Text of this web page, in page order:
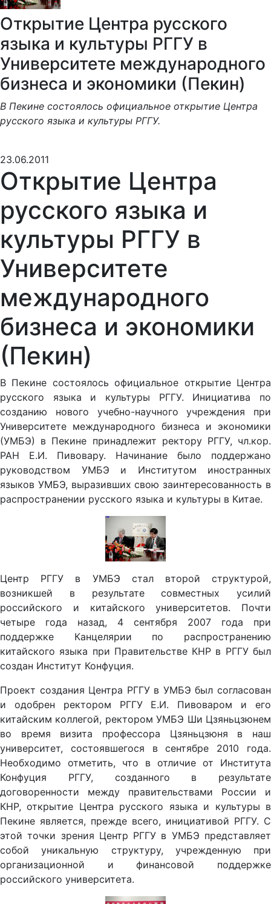
Открытие Центра русского
языка и культуры РГГУ в
Университете международного
бизнеса и экономики (Пекин)
В Пекине состоялось официальное открытие Центра
русского языка и культуры РГГУ.
23.06.2011
Открытие Центра
русского языка и
культуры РГГУ в
Университете
международного
бизнеса и экономики
(Пекин)
В Пекине состоялось официальное открытие Центра
русского языка и культуры РГГУ. Инициатива по
созданию нового учебно-научного учреждения при
Университете международного бизнеса и экономики
(УМБЭ) в Пекине принадлежит ректору РГГУ, чл.кор.
РАН Е.И. Пивовару. Начинание было поддержано
руководством УМБЭ и Институтом иностранных
языков УМБЭ, выразивших свою заинтересованность в
распространении русского языка и культуры в Китае.
Центр РГГУ в УМБЭ стал второй структурой,
возникшей в результате совместных усилий
российского и китайского университетов. Почти
четыре года назад, 4 сентября 2007 года при
поддержке Канцелярии по распространению
китайского языка при Правительстве КНР в РГГУ был
создан Институт Конфуция.
Проект создания Центра РГГУ в УМБЭ был согласован
и одобрен ректором РГГУ Е.И. Пивоваром и его
китайским коллегой, ректором УМБЭ Ши Цзяньцзюнем
во время визита профессора Цзяньцзюня в наш
университет, состоявшегося в сентябре 2010 года.
Необходимо отметить, что в отличие от Института
Конфуция РГГУ, созданного в результате
договоренности между правительствами России и
КНР, открытие Центра русского языка и культуры в
Пекине является, прежде всего, инициативой РГГУ. С
этой точки зрения Центр РГГУ в УМБЭ представляет
собой уникальную структуру, учрежденную при
организационной и финансовой поддержке
российского университета.